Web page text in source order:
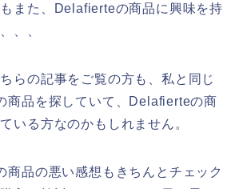
また、Delafierteの商品に興味を持
、、
らの記事をご覧の方も、私と同じ
商品を探していて、Delafierteの商
いる方なのかもしれません。
商品の悪い感想もきちんとチェック